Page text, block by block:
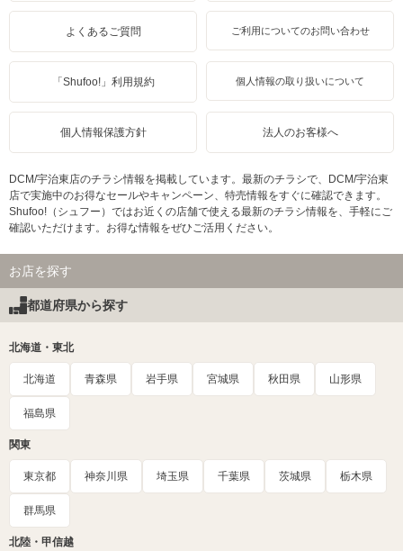
よくあるご質問 ご利用についてのお問い合わせ
「Shufoo!」利用規約 個人情報の取り扱いについて
個人情報保護方針 法人のお客様へ
DCM/宇治東店のチラシ情報を掲載しています。最新のチラシで、DCM/宇治東
店で実施中のお得なセールやキャンペーン、特売情報をすぐに確認できます。
Shufoo!（シュフー）ではお近くの店舗で使える最新のチラシ情報を、手軽にご
確認いただけます。お得な情報をぜひご活用ください。
お店を探す
都道府県から探す
北海道・東北
北海道 青森県 岩手県 宮城県 秋田県 山形県
福島県
関東
東京都 神奈川県 埼玉県 千葉県 茨城県 栃木県
群馬県
北陸・甲信越